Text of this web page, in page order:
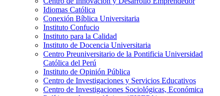
Idiomas Católica
Conexión Bíblica Universitaria
Instituto Confucio
Instituto para la Calidad
Instituto de Docencia Universitaria
Centro Preuniversitario de la Pontificia Universidad
Católica del Perú
Instituto de Opinión Pública
Centro de Investigaciones y Servicios Educativos
Centro de Investigaciones Sociológicas, Económica